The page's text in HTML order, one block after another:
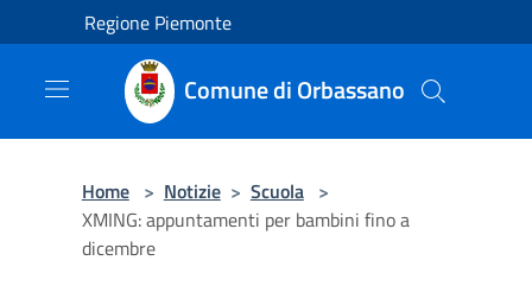
Salta al contenuto principale
Regione Piemonte
Comune di Orbassano
Home > Notizie > Scuola >
XMING: appuntamenti per bambini fino a
dicembre